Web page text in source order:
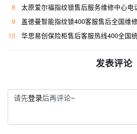
8
太原爱尔福指纹锁售后服务维修中心电
9
盖徳曼智能指纹锁400客服售后全国维
10
华思易创保险柜售后客服热线400全国
发表评论
请先登录后再评论~